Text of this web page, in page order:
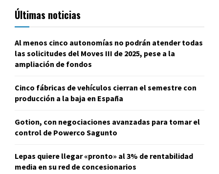
Últimas noticias
Al menos cinco autonomías no podrán atender todas
las solicitudes del Moves III de 2025, pese a la
ampliación de fondos
Cinco fábricas de vehículos cierran el semestre con
producción a la baja en España
Gotion, con negociaciones avanzadas para tomar el
control de Powerco Sagunto
Lepas quiere llegar «pronto» al 3% de rentabilidad
media en su red de concesionarios